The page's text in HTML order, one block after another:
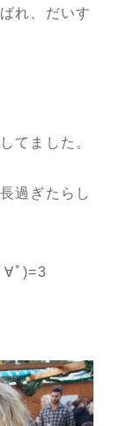
れ、だいす
てました。
過ぎたらし
∀ﾟ)=3